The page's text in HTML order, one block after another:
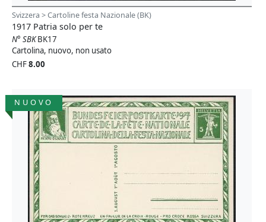
Svizzera > Cartoline festa Nazionale (BK)
1917 Patria solo per te
N° SBKBK17
Cartolina, nuovo, non usato
CHF8.00
NUOVO